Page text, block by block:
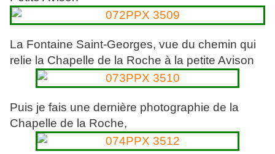
La Fontaine Saint-Georges, vue du chemin qui
relie la Chapelle de la Roche à la petite Avison
Puis je fais une dernière photographie de la
Chapelle de la Roche,